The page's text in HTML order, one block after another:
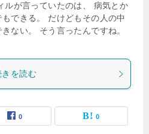
ルが言っていたのは、 病気とか
できる。 だけどもその人の中
ない。 そう言ったんですね。
きを読む
0 0